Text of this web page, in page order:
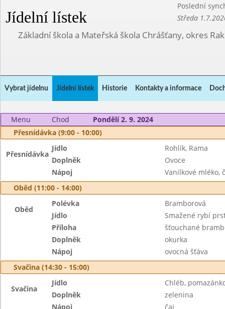
Jídelní lístek
Poslední
Středa
Základní škola a Mateřská škola Chrášťany, okres
Vybrat jídelnu Jídelní lístek Historie Kontakty a informace
Menu Chod
Pondělí 2. 9. 2024
Přesnídávka (9:00 - 10:00)
Přesnídávka
Jídlo
Rohlík, Rama
Doplněk
Ovoce
Nápoj
Vanilkové mléko,
Oběd (11:00 - 14:00)
Oběd
Polévka
Bramborová
Jídlo
Smažené rybí
Příloha
šťouchané
Doplněk
okurka
Nápoj
ovocná šťáva
Svačina (14:30 - 15:00)
Svačina
Jídlo
Chléb,
Doplněk
zelenina
Nápoj
čaj